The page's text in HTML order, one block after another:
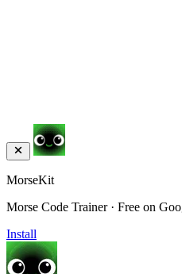
MorseKit
Morse Code Trainer · Free on
Install